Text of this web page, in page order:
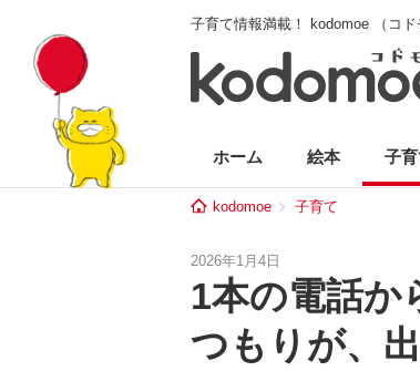
子育て情報満載！ kodomoe （コド
ホーム 絵本 子
kodomoe 子育て
2026年1月4日
1本の電話か
つもりが、